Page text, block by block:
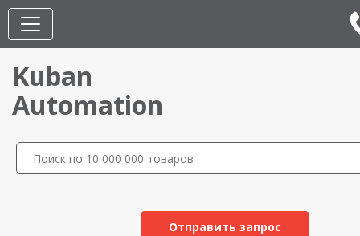
Kuban
Automation
Отправить запрос